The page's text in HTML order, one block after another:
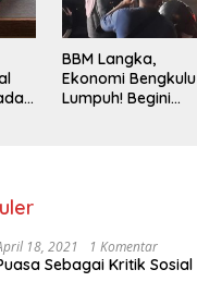
BBM Langka,
Ekonomi Bengkulu
Lumpuh! Begini
18, 2021 1 Komentar
Sebagai Kritik Sosial